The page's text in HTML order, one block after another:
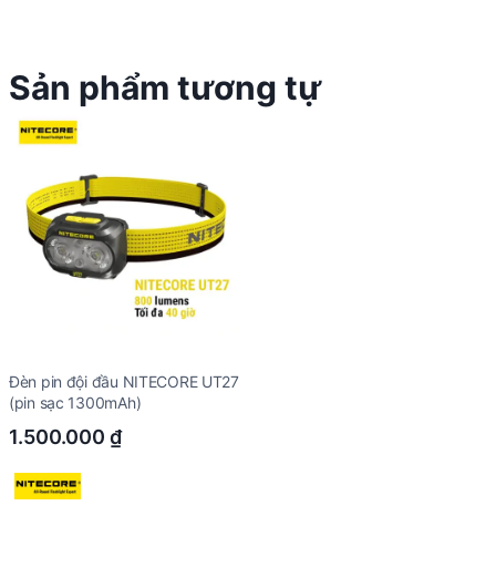
Sản phẩm tương tự
Đèn pin đội đầu NITECORE UT27
(pin sạc 1300mAh)
1.500.000 ₫